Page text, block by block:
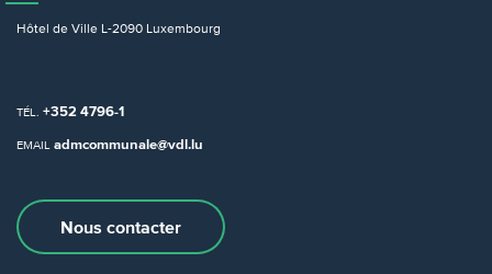
Hôtel de Ville L-2090 Luxembourg
TÉL. +352 4796-1
EMAIL admcommunale@vdl.lu
Nous contacter